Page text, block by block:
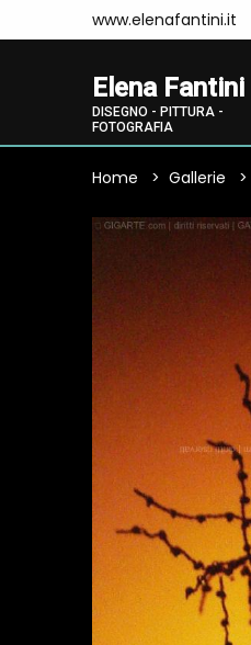
www.elenafantini.it
Elena Fantini
DISEGNO - PITTURA -
FOTOGRAFIA
Home Gallerie